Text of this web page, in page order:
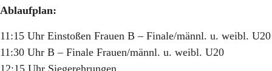
Ablaufplan:
11:15 Uhr Einstoßen Frauen B – Finale/männl. u. weibl. U20
11:30 Uhr B – Finale Frauen/männl. u. weibl. U20
12:15 Uhr Siegerehrungen